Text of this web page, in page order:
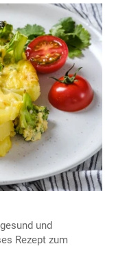
und
Rezept zum